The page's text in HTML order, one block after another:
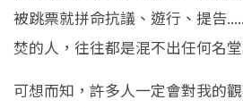
被跳票就拼命抗議、遊行、提告
焚的人，往往都是混不出任何名
可想而知，許多人一定會對我的